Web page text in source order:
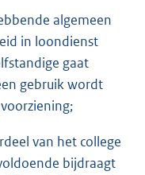
algemeen
in loondienst
gaat
gebruik wordt
van het college
bijdraagt